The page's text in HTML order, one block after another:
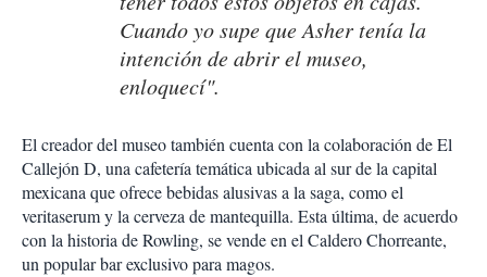
Cuando yo supe que Asher tenía la
intención de abrir el museo,
enloquecí".
El creador del museo también cuenta con la colaboración de El
Callejón D, una cafetería temática ubicada al sur de la capital
mexicana que ofrece bebidas alusivas a la saga, como el
veritaserum y la cerveza de mantequilla. Esta última, de acuerdo
con la historia de Rowling, se vende en el Caldero Chorreante,
un popular bar exclusivo para magos.